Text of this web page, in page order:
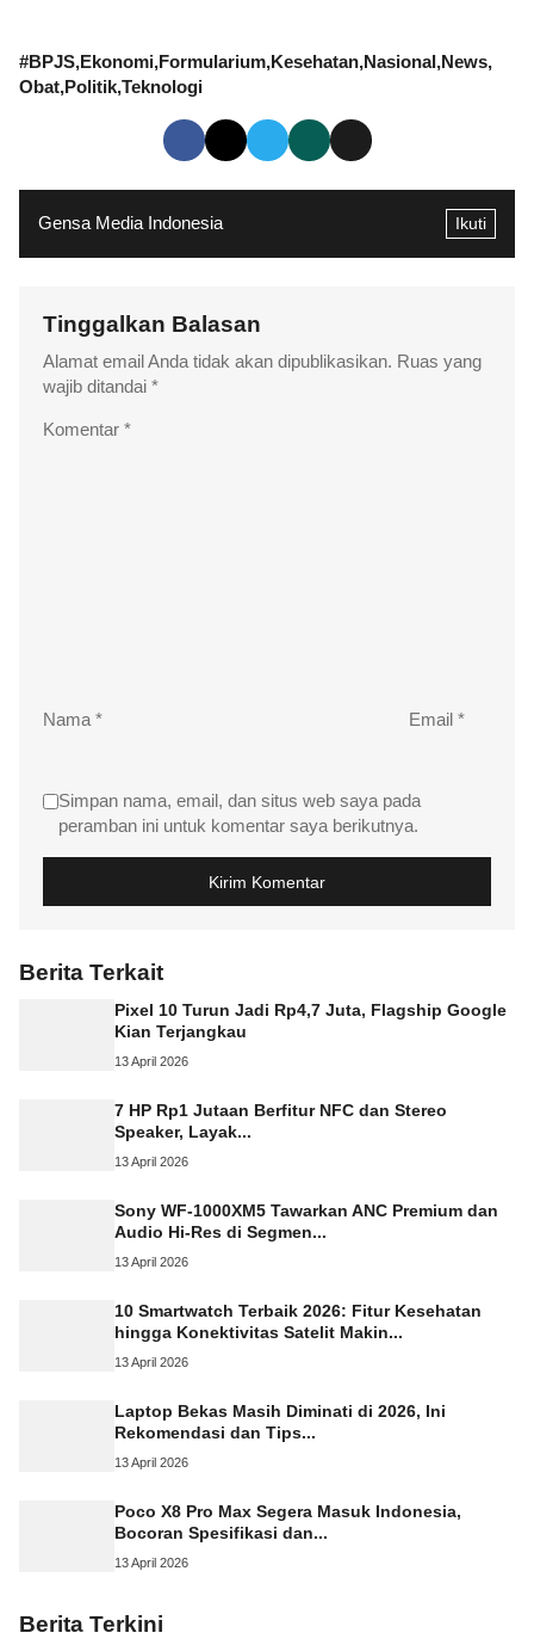
#BPJS Ekonomi Formularium Kesehatan Nasional News
Obat Politik Teknologi
Gensa Media Indonesia Ikuti
Tinggalkan Balasan
Alamat email Anda tidak akan dipublikasikan. Ruas yang
wajib ditandai *
Komentar *
Nama * Email *
Simpan nama, email, dan situs web saya pada
peramban ini untuk komentar saya berikutnya.
Berita Terkait
Pixel 10 Turun Jadi Rp4,7 Juta, Flagship Google
Kian Terjangkau
13 April 2026
7 HP Rp1 Jutaan Berfitur NFC dan Stereo
Speaker, Layak...
13 April 2026
Sony WF-1000XM5 Tawarkan ANC Premium dan
Audio Hi-Res di Segmen...
13 April 2026
10 Smartwatch Terbaik 2026: Fitur Kesehatan
hingga Konektivitas Satelit Makin...
13 April 2026
Laptop Bekas Masih Diminati di 2026, Ini
Rekomendasi dan Tips...
13 April 2026
Poco X8 Pro Max Segera Masuk Indonesia,
Bocoran Spesifikasi dan...
13 April 2026
Berita Terkini